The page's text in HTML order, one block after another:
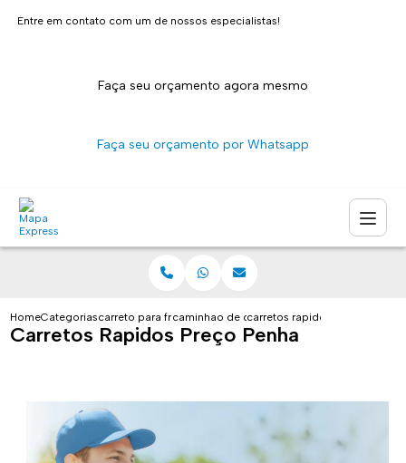
Entre em contato com um de nossos especialistas!
Faça seu orçamento agora mesmo
Faça seu orçamento por Whatsapp
HomeCategoriascarreto para fretescaminhao de carreto sao paulo
carretos rapidos preco penha
Carretos Rapidos Preço Penha